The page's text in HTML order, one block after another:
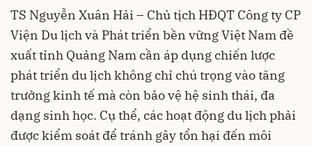
TS Nguyễn Xuân Hải – Chủ tịch HĐQT Công ty CP
Viện Du lịch và Phát triển bền vững Việt Nam đề
xuất tỉnh Quảng Nam cần áp dụng chiến lược
phát triển du lịch không chỉ chú trọng vào tăng
trưởng kinh tế mà còn bảo vệ hệ sinh thái, đa
dạng sinh học. Cụ thể, các hoạt động du lịch phải
được kiểm soát để tránh gây tổn hại đến môi